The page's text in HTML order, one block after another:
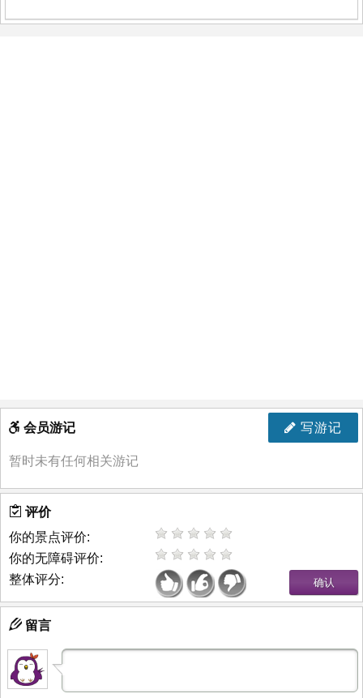
写游记
会员游记
暂时未有任何相关游记
评价
你的景点评价:
你的无障碍评价:
整体评分:
留言